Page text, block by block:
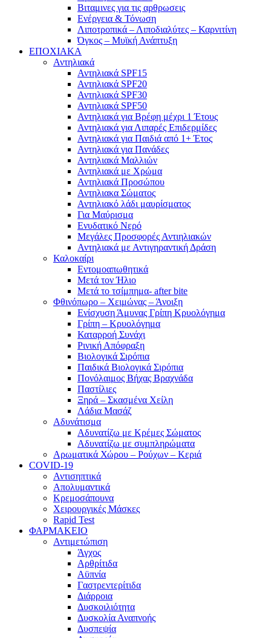
Βιταμινες για τις αρθρωσεις
Ενέργεια & Τόνωση
Λιποτροπικά – Λιποδιαλύτες – Καρνιτίνη
Όγκος – Μυϊκή Ανάπτυξη
ΕΠΟΧΙΑΚΑ
Αντηλιακά
Αντηλιακά SPF15
Αντηλιακά SPF20
Αντηλιακά SPF30
Αντηλιακά SPF50
Αντηλιακά για Βρέφη μέχρι 1 Έτους
Αντηλιακά για Λιπαρές Επιδερμίδες
Αντηλιακά για Παιδιά από 1+ Έτος
Αντηλιακά για Πανάδες
Αντηλιακά Μαλλιών
Αντηλιακά με Χρώμα
Αντηλιακά Προσώπου
Αντηλιακα Σώματος
Αντηλιακό λάδι μαυρίσματος
Για Μαύρισμα
Ενυδατικό Νερό
Μεγάλες Προσφορές Αντιηλιακών
Αντηλιακά με Αντιγηραντική Δράση
Καλοκαίρι
Εντομοαπωθητικά
Μετά τον Ήλιο
Μετά το τσίμπημα- after bite
Φθινόπωρο – Χειμώνας – Άνοιξη
Ενίσχυση Άμυνας Γρίπη Κρυολόγημα
Γρίπη – Κρυολόγημα
Καταρροή Συνάχι
Ρινική Απόφραξη
Βιολογικά Σιρόπια
Παιδικά Βιολογικά Σιρόπια
Πονόλαιμος Βήχας Βραχνάδα
Παστίλιες
Ξηρά – Σκασμένα Χείλη
Λάδια Μασάζ
Αδυνάτισμα
Αδυνατίζω με Κρέμες Σώματος
Αδυνατίζω με συμπληρώματα
Αρωματικά Χώρου – Ρούχων – Κεριά
COVID-19
Αντισηπτικά
Απολυμαντικά
Κρεμοσάπουνα
Χειρουργικές Μάσκες
Rapid Test
ΦΑΡΜΑΚΕΙΟ
Αντιμετώπιση
Άγχος
Αρθρίτιδα
Αϋπνία
Γαστρεντερίτιδα
Διάρροια
Δυσκοιλιότητα
Δυσκολία Αναπνοής
Δυσπεψία